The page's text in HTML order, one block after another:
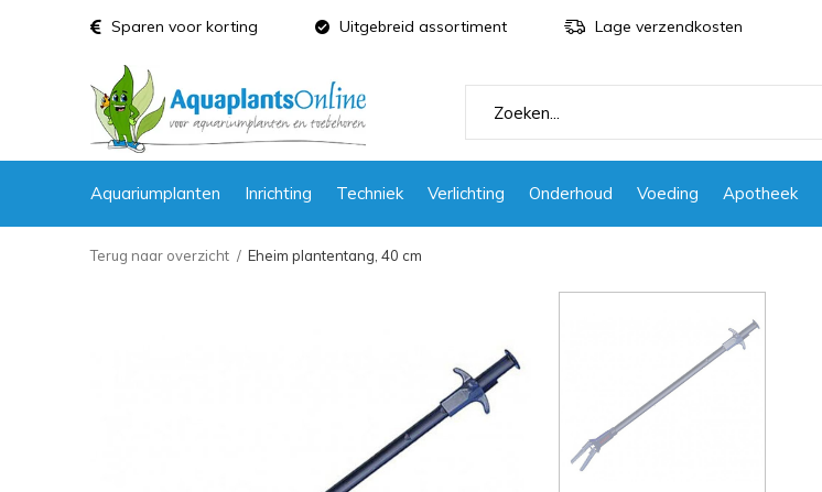
Aquariumplanten Inrichting Techniek Verlichting Onderhoud Voeding Apotheek
Sparen voor korting Uitgebreid assortiment Lage verzendkosten
Terug naar overzicht Eheim plantentang, 40 cm